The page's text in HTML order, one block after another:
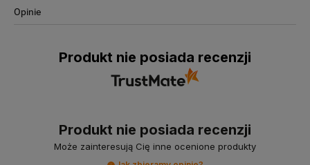
Opinie
Produkt nie posiada recenzji
Produkt nie posiada recenzji
Może zainteresują Cię inne ocenione produkty